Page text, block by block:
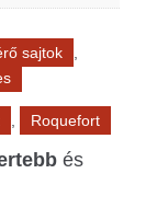
sajtok
Roquefort
és